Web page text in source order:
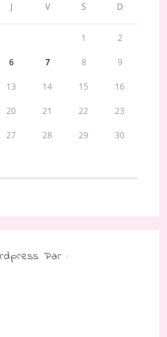
J V S D
1 2
6 7 8 9
13 14 15 16
20 21 22 23
27 28 29 30
Par :